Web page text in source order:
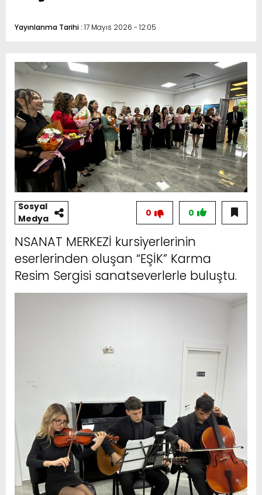
Yayınlanma Tarihi : 17 Mayıs 2026 - 12:05
Sosyal
Medya
0
0
NSANAT MERKEZİ kursiyerlerinin
eserlerinden oluşan “EŞİK” Karma
Resim Sergisi sanatseverlerle buluştu.